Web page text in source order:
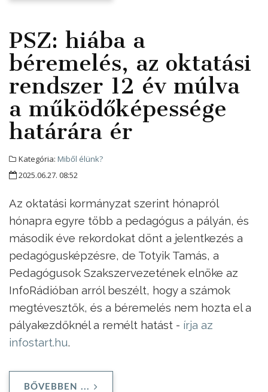
PSZ: hiába a
béremelés, az oktatási
rendszer 12 év múlva
a működőképessége
határára ér
Kategória: Miből élünk?
2025.06.27. 08:52
Az oktatási kormányzat szerint hónapról
hónapra egyre több a pedagógus a pályán, és
második éve rekordokat dönt a jelentkezés a
pedagógusképzésre, de Totyik Tamás, a
Pedagógusok Szakszervezetének elnöke az
InfoRádióban arról beszélt, hogy a számok
megtévesztők, és a béremelés nem hozta el a
pályakezdőknél a remélt hatást - írja az
infostart.hu.
BŐVEBBEN ...